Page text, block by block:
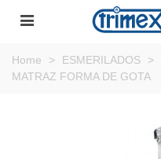
Home > ESMERILADOS >
MATRAZ FORMA DE GOTA